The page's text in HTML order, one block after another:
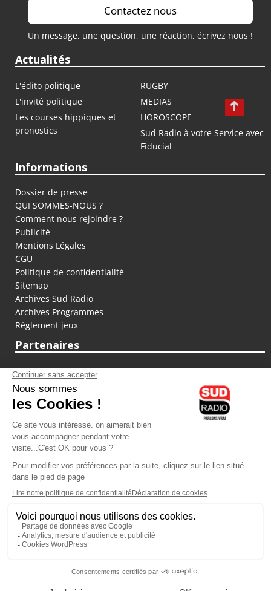
Contactez nous
Un message, une question, une réaction, écrivez nous !
Actualités
L'édito politique
RUGBY
L'invité politique
MEDIAS
Les courses hippiques et
pronostics
HOROSCOPE
Sud Radio à votre Service avec
Fiducial
Informations
Dossier de presse
QUI SOMMES-NOUS ?
Comment nous rejoindre ?
Publicité
Mentions Légales
CGU
Politique de confidentialité
Sitemap
Archives Sud Radio
Archives Programmes
Règlement jeux
Partenaires
fiducial.fr
lyoncapitale.fr
olympique-et-lyonnais.com
L'application Iphone / Android
Téléchargez l'application
Les cookies
Gestion des cookies
Crédit photos : ©Sud Radio / Pierre Olivier
Judith Beller
Jacques Pessis